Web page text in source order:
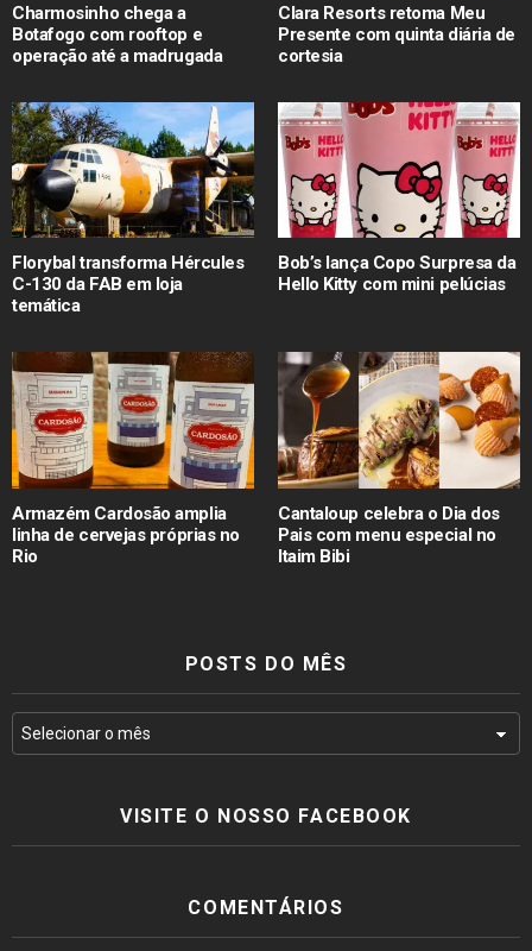
Charmosinho chega a
Botafogo com rooftop e
operação até a madrugada
Clara Resorts retoma Meu
Presente com quinta diária de
cortesia
Florybal transforma Hércules
C-130 da FAB em loja
temática
Bob’s lança Copo Surpresa da
Hello Kitty com mini pelúcias
Armazém Cardosão amplia
linha de cervejas próprias no
Rio
Cantaloup celebra o Dia dos
Pais com menu especial no
Itaim Bibi
POSTS DO MÊS
VISITE O NOSSO FACEBOOK
COMENTÁRIOS